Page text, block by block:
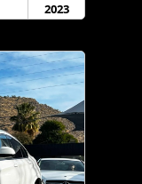
2023